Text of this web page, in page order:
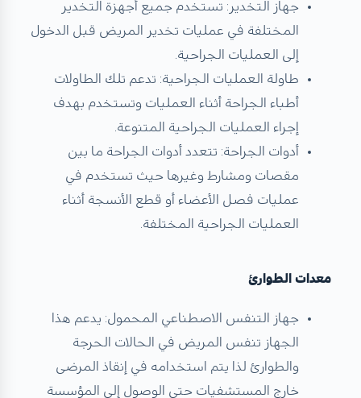
جهاز التخدير: تستخدم جميع أجهزة التخدير
المختلفة في عمليات تخدير المريض قبل الدخول
إلى العمليات الجراحية.
طاولة العمليات الجراحية: تدعم تلك الطاولات
أطباء الجراحة أثناء العمليات وتستخدم بهدف
إجراء العمليات الجراحية المتنوعة.
أدوات الجراحة: تتعدد أدوات الجراحة ما بين
مقصات ومشارط وغيرها حيث تستخدم في
عمليات فصل الأعضاء أو قطع الأنسجة أثناء
العمليات الجراحية المختلفة.
معدات الطوارئ
جهاز التنفس الاصطناعي المحمول: يدعم هذا
الجهاز تنفس المريض في الحالات الحرجة
والطوارئ لذا يتم استخدامه في إنقاذ المرضى
خارج المستشفيات حتى الوصول إلى المؤسسة